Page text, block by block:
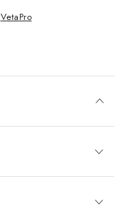
VetaPro